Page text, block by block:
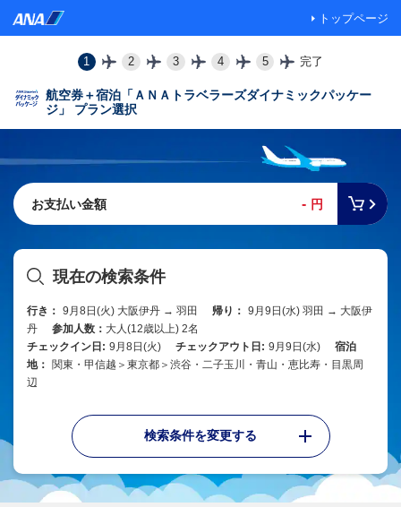
トップページ
1 2 3 4 5 完了
航空券＋宿泊「ＡＮＡトラベラーズダイナミックパッケー
ジ」 プラン選択
お支払い金額 - 円
現在の検索条件
行き： 9月8日(火) 大阪伊丹 → 羽田 帰り： 9月9日(水) 羽田 → 大阪伊
丹
参加人数： 大人(12歳以上) 2名
チェックイン日: 9月8日(火) チェックアウト日: 9月9日(水)
宿泊
地：
関東・甲信越＞東京都＞渋谷・二子玉川・青山・恵比寿・目黒周
辺
検索条件を変更する